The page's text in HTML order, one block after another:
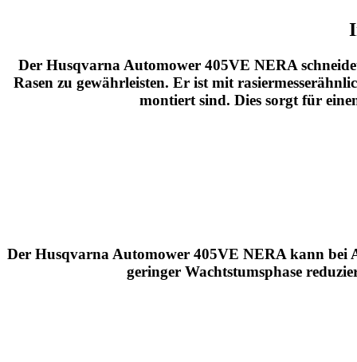
Der Husqvarna Automower 405VE NERA
Rasen zu gewährleisten. Er ist mit
montiert sind. Dies sorgt für
Der Husqvarna Automower 405VE NERA kann bei
geringer Wachtstumsphase